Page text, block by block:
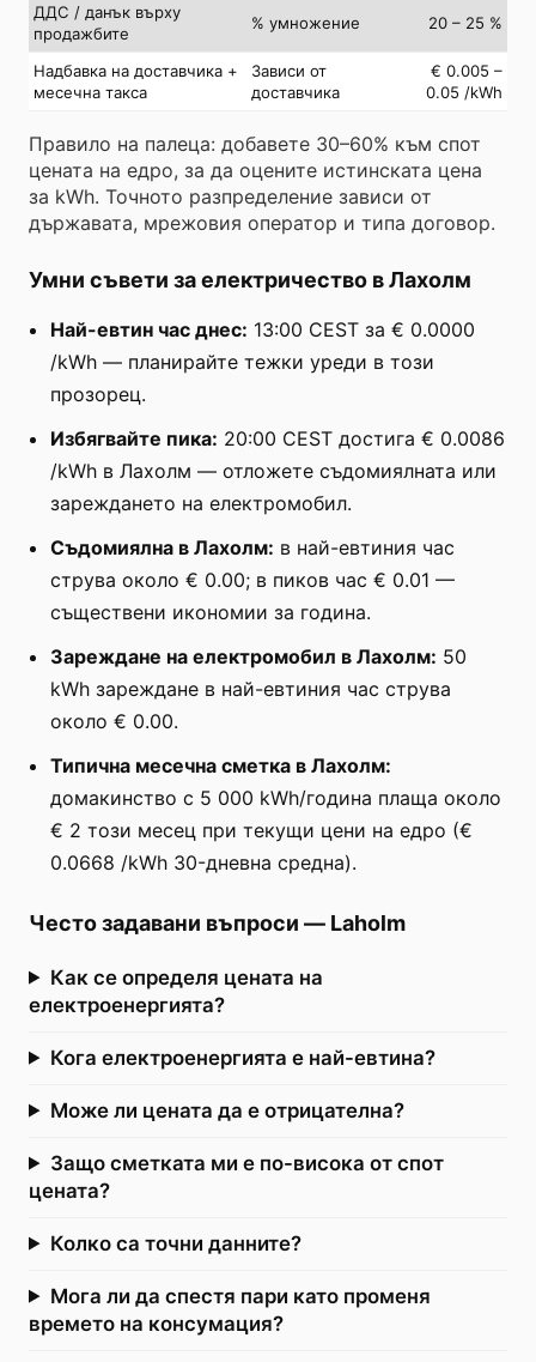
ДДС / данък върху
продажбите
% умножение 20 – 25 %
Надбавка на доставчика +
месечна такса
Зависи от
доставчика
€ 0.005 –
0.05 /kWh
Правило на палеца: добавете 30–60% към спот
цената на едро, за да оцените истинската цена
за kWh. Точното разпределение зависи от
държавата, мрежовия оператор и типа договор.
Умни съвети за електричество в Лахолм
Най-евтин час днес: 13:00 CEST за € 0.0000
/kWh — планирайте тежки уреди в този
прозорец.
Избягвайте пика: 20:00 CEST достига € 0.0086
/kWh в Лахолм — отложете съдомиялната или
зареждането на електромобил.
Съдомиялна в Лахолм: в най-евтиния час
струва около € 0.00; в пиков час € 0.01 —
съществени икономии за година.
Зареждане на електромобил в Лахолм: 50
kWh зареждане в най-евтиния час струва
около € 0.00.
Типична месечна сметка в Лахолм:
домакинство с 5 000 kWh/година плаща около
€ 2 този месец при текущи цени на едро (€
0.0668 /kWh 30-дневна средна).
Често задавани въпроси — Laholm
Как се определя цената на
електроенергията?
Кога електроенергията е най-евтина?
Може ли цената да е отрицателна?
Защо сметката ми е по-висока от спот
цената?
Колко са точни данните?
Мога ли да спестя пари като променя
времето на консумация?